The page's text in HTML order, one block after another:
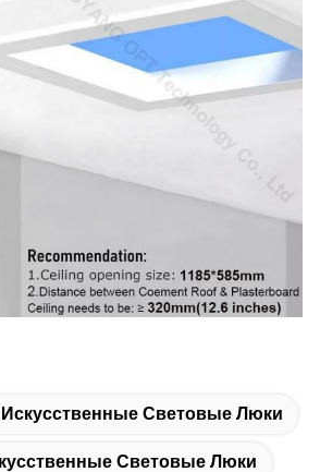
Световые Люки
Световые Люки